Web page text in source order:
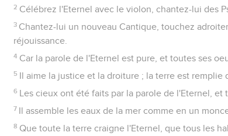
2 Célébrez l'Eternel avec le violon, chantez-lui des
3 Chantez-lui un nouveau Cantique, touchez
réjouissance.
4 Car la parole de l'Eternel est pure, et toutes ses
5 Il aime la justice et la droiture ; la terre est remplie
6 Les cieux ont été faits par la parole de l'Eternel, et
7 Il assemble les eaux de la mer comme en un
8 Que toute la terre craigne l'Eternel, que tous les